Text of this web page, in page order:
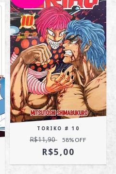
TORIKO # 10
R$11,90 58% OFF
R$5,00